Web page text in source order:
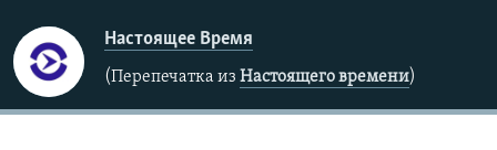
Настоящее Время
(Перепечатка из Настоящего времени)